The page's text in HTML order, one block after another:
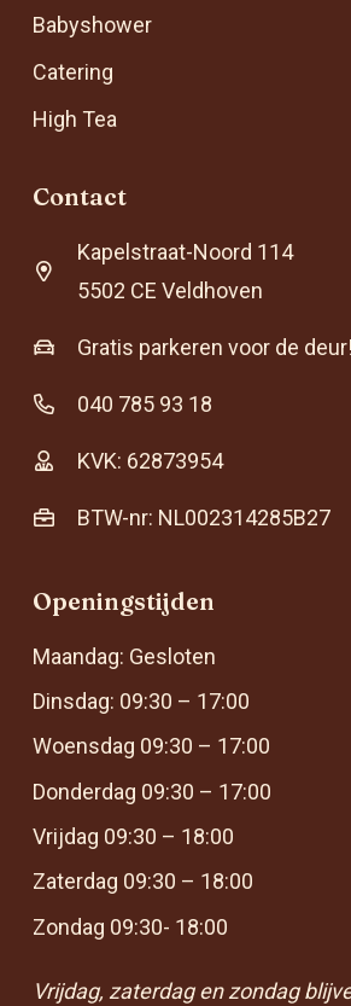
Babyshower
Catering
High Tea
Contact
Kapelstraat-Noord 114
5502 CE Veldhoven
Gratis parkeren voor de deur!
040 785 93 18
KVK: 62873954
BTW-nr: NL002314285B27
Openingstijden
Maandag: Gesloten
Dinsdag: 09:30 – 17:00
Woensdag 09:30 – 17:00
Donderdag 09:30 – 17:00
Vrijdag 09:30 – 18:00
Zaterdag 09:30 – 18:00
Zondag 09:30- 18:00
Vrijdag, zaterdag en zondag